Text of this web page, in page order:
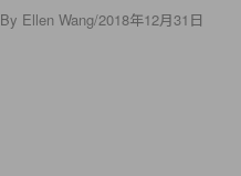
By Ellen Wang/2018年12月31日